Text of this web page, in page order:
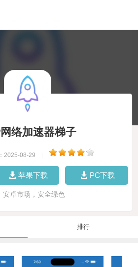
络加速器梯子
2025-08-29
苹果下载 PC下载
安卓市场，安全绿色
排行